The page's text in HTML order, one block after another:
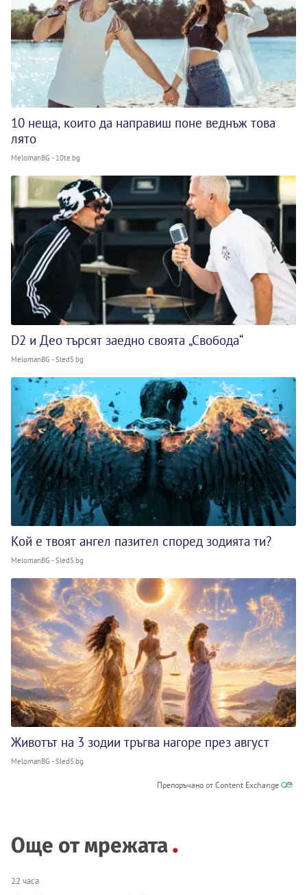
10 неща, които да направиш поне веднъж това
лято
MelomanBG - 10te.bg
D2 и Део търсят заедно своята „Свобода“
MelomanBG - Sled5.bg
Кой е твоят ангел пазител според зодията ти?
MelomanBG - Sled5.bg
Животът на 3 зодии тръгва нагоре през август
MelomanBG - Sled5.bg
Препоръчано от Content Exchange
Още от мрежата
22 часа